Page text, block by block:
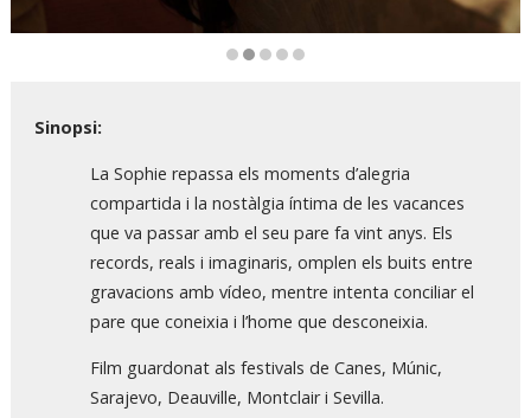
Sinopsi:
La Sophie repassa els moments d’alegria
compartida i la nostàlgia íntima de les vacances
que va passar amb el seu pare fa vint anys. Els
records, reals i imaginaris, omplen els buits entre
gravacions amb vídeo, mentre intenta conciliar el
pare que coneixia i l’home que desconeixia.
Film guardonat als festivals de Canes, Múnic,
Sarajevo, Deauville, Montclair i Sevilla.